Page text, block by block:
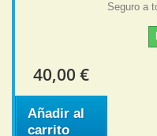
Seguro a
40,00 €
Añadir al
carrito